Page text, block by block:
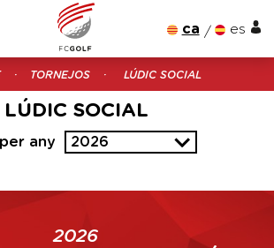
ca es
TORNEJOS LÚDIC SOCIAL
LÚDIC SOCIAL
any 2026
2026